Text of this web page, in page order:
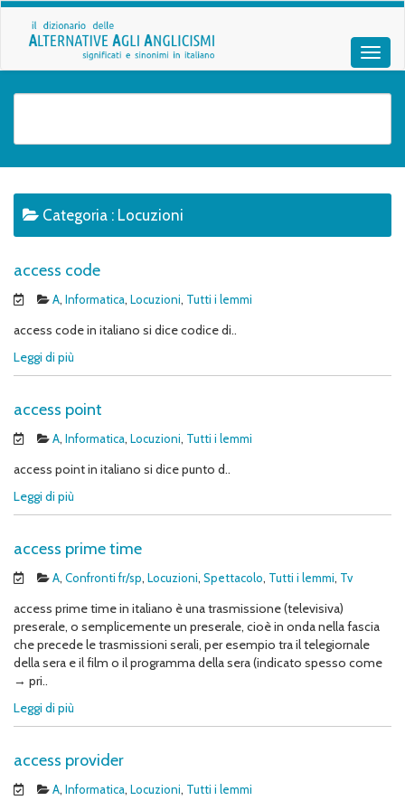
Categoria : Locuzioni
access code
A, Informatica, Locuzioni, Tutti i lemmi
access code in italiano si dice codice di..
Leggi di più
access point
A, Informatica, Locuzioni, Tutti i lemmi
access point in italiano si dice punto d..
Leggi di più
access prime time
A, Confronti fr/sp, Locuzioni, Spettacolo, Tutti i lemmi, Tv
access prime time in italiano è una trasmissione (televisiva)
preserale, o semplicemente un preserale, cioè in onda nella fascia
che precede le trasmissioni serali, per esempio tra il telegiornale
della sera e il film o il programma della sera (indicato spesso come
→ pri..
Leggi di più
access provider
A, Informatica, Locuzioni, Tutti i lemmi